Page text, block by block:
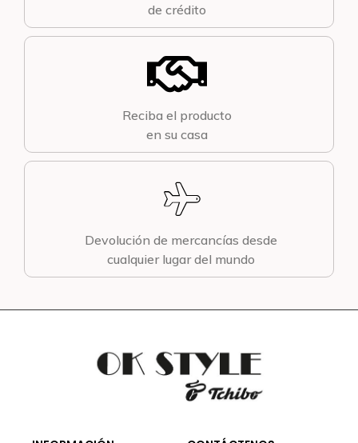
de crédito
Reciba el producto
en su casa
Devolución de mercancías desde
cualquier lugar del mundo